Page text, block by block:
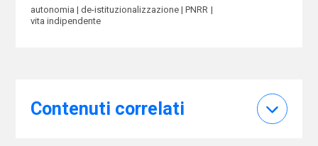
autonomia de-istituzionalizzazione
PNRR
vita indipendente
Contenuti correlati